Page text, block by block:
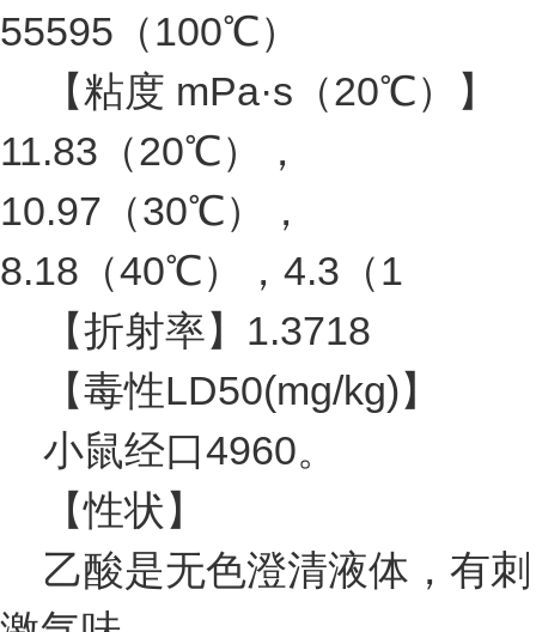
55595（100℃）
【粘度 mPa·s（20℃）】
11.83（20℃），
10.97（30℃），
8.18（40℃），4.3（1
【折射率】1.3718
【毒性LD50(mg/kg)】
小鼠经口4960。
【性状】
乙酸是无色澄清液体，有刺